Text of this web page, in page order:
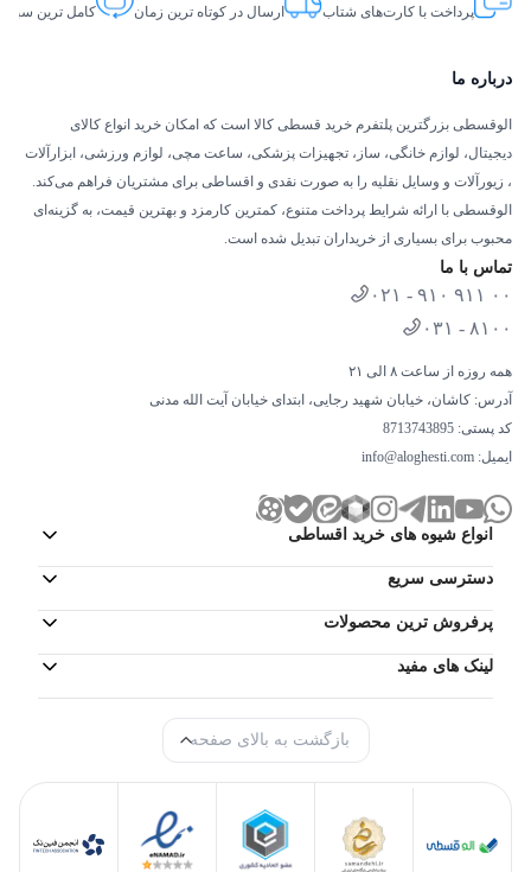
پرداخت با کارت‌های شتاب ارسال در کوتاه ترین زمان کامل ترین سبد
تماس با ما
۰۲۱ - ۹۱۰ ۹۱۱ ۰۰
۰۳۱ - ۸۱۰۰
همه روزه از ساعت ۸ الی ۲۱
آدرس: کاشان، خیابان شهید رجایی، ابتدای خیابان آیت الله مدنی
کد پستی: 8713743895
ایمیل: info@aloghesti.com
انواع شیوه های خرید اقساطی
دسترسی سریع
پرفروش ترین محصولات
لینک های مفید
درباره ما
الوقسطی بزرگترین پلتفرم خرید قسطی کالا است که امکان خرید انواع کالای
دیجیتال، لوازم خانگی، ساز، تجهیزات پزشکی، ساعت مچی، لوازم ورزشی، ابزارآلات
، زیورآلات و وسایل نقلیه را به صورت نقدی و اقساطی برای مشتریان فراهم می‌کند.
الوقسطی با ارائه شرایط پرداخت متنوع، کمترین کارمزد و بهترین قیمت، به گزینه‌ای
محبوب برای بسیاری از خریداران تبدیل شده است.
بازگشت به بالای صفحه